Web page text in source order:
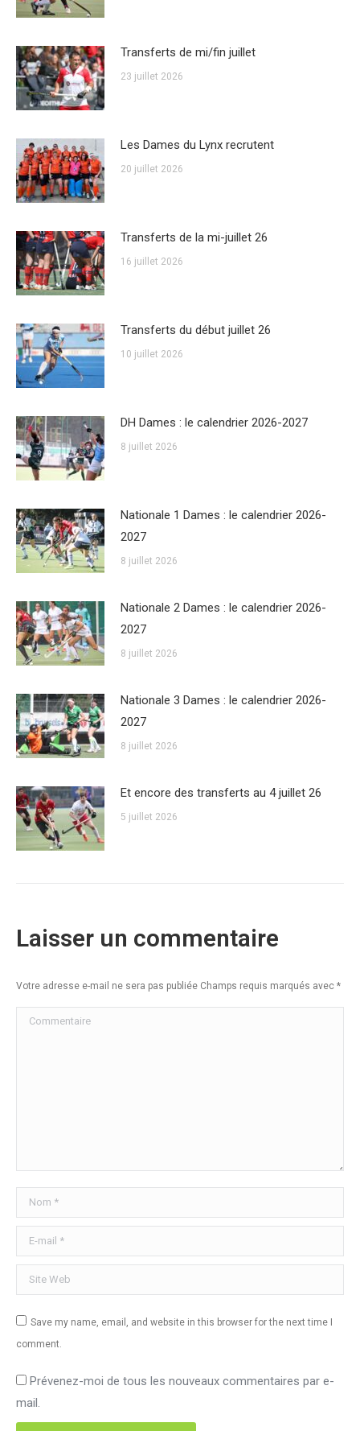
Transferts de mi/fin juillet
23 juillet 2026
Les Dames du Lynx recrutent
20 juillet 2026
Transferts de la mi-juillet 26
16 juillet 2026
Transferts du début juillet 26
10 juillet 2026
DH Dames : le calendrier 2026-2027
8 juillet 2026
Nationale 1 Dames : le calendrier 2026-
2027
8 juillet 2026
Nationale 2 Dames : le calendrier 2026-
2027
8 juillet 2026
Nationale 3 Dames : le calendrier 2026-
2027
8 juillet 2026
Et encore des transferts au 4 juillet 26
5 juillet 2026
Laisser un commentaire
Votre adresse e-mail ne sera pas publiée Champs requis marqués avec *
Commentaire
Nom *
E-mail *
Site Web
Save my name, email, and website in this browser for the next time I
comment.
Prévenez-moi de tous les nouveaux commentaires par e-
mail.